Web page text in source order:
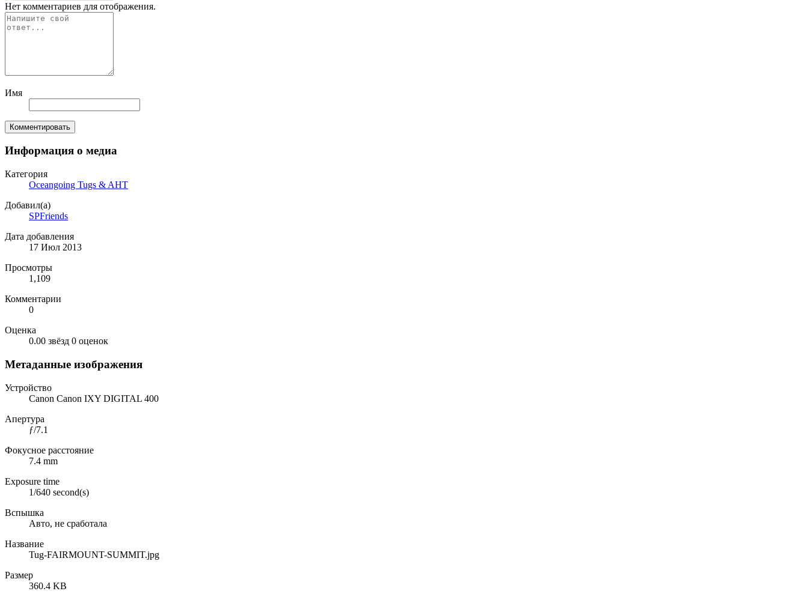
Нет комментариев для отображения.
Имя
Комментировать
Информация о медиа
Категория
Oceangoing Tugs & AHT
Добавил(а)
SPFriends
Дата добавления
17 Июл 2013
Просмотры
1,109
Комментарии
0
Оценка
0.00 звёзд 0 оценок
Метаданные изображения
Устройство
Canon Canon IXY DIGITAL 400
Апертура
ƒ/7.1
Фокусное расстояние
7.4 mm
Exposure time
1/640 second(s)
Вспышка
Авто, не сработала
Название
Tug-FAIRMOUNT-SUMMIT.jpg
Размер
360.4 KB